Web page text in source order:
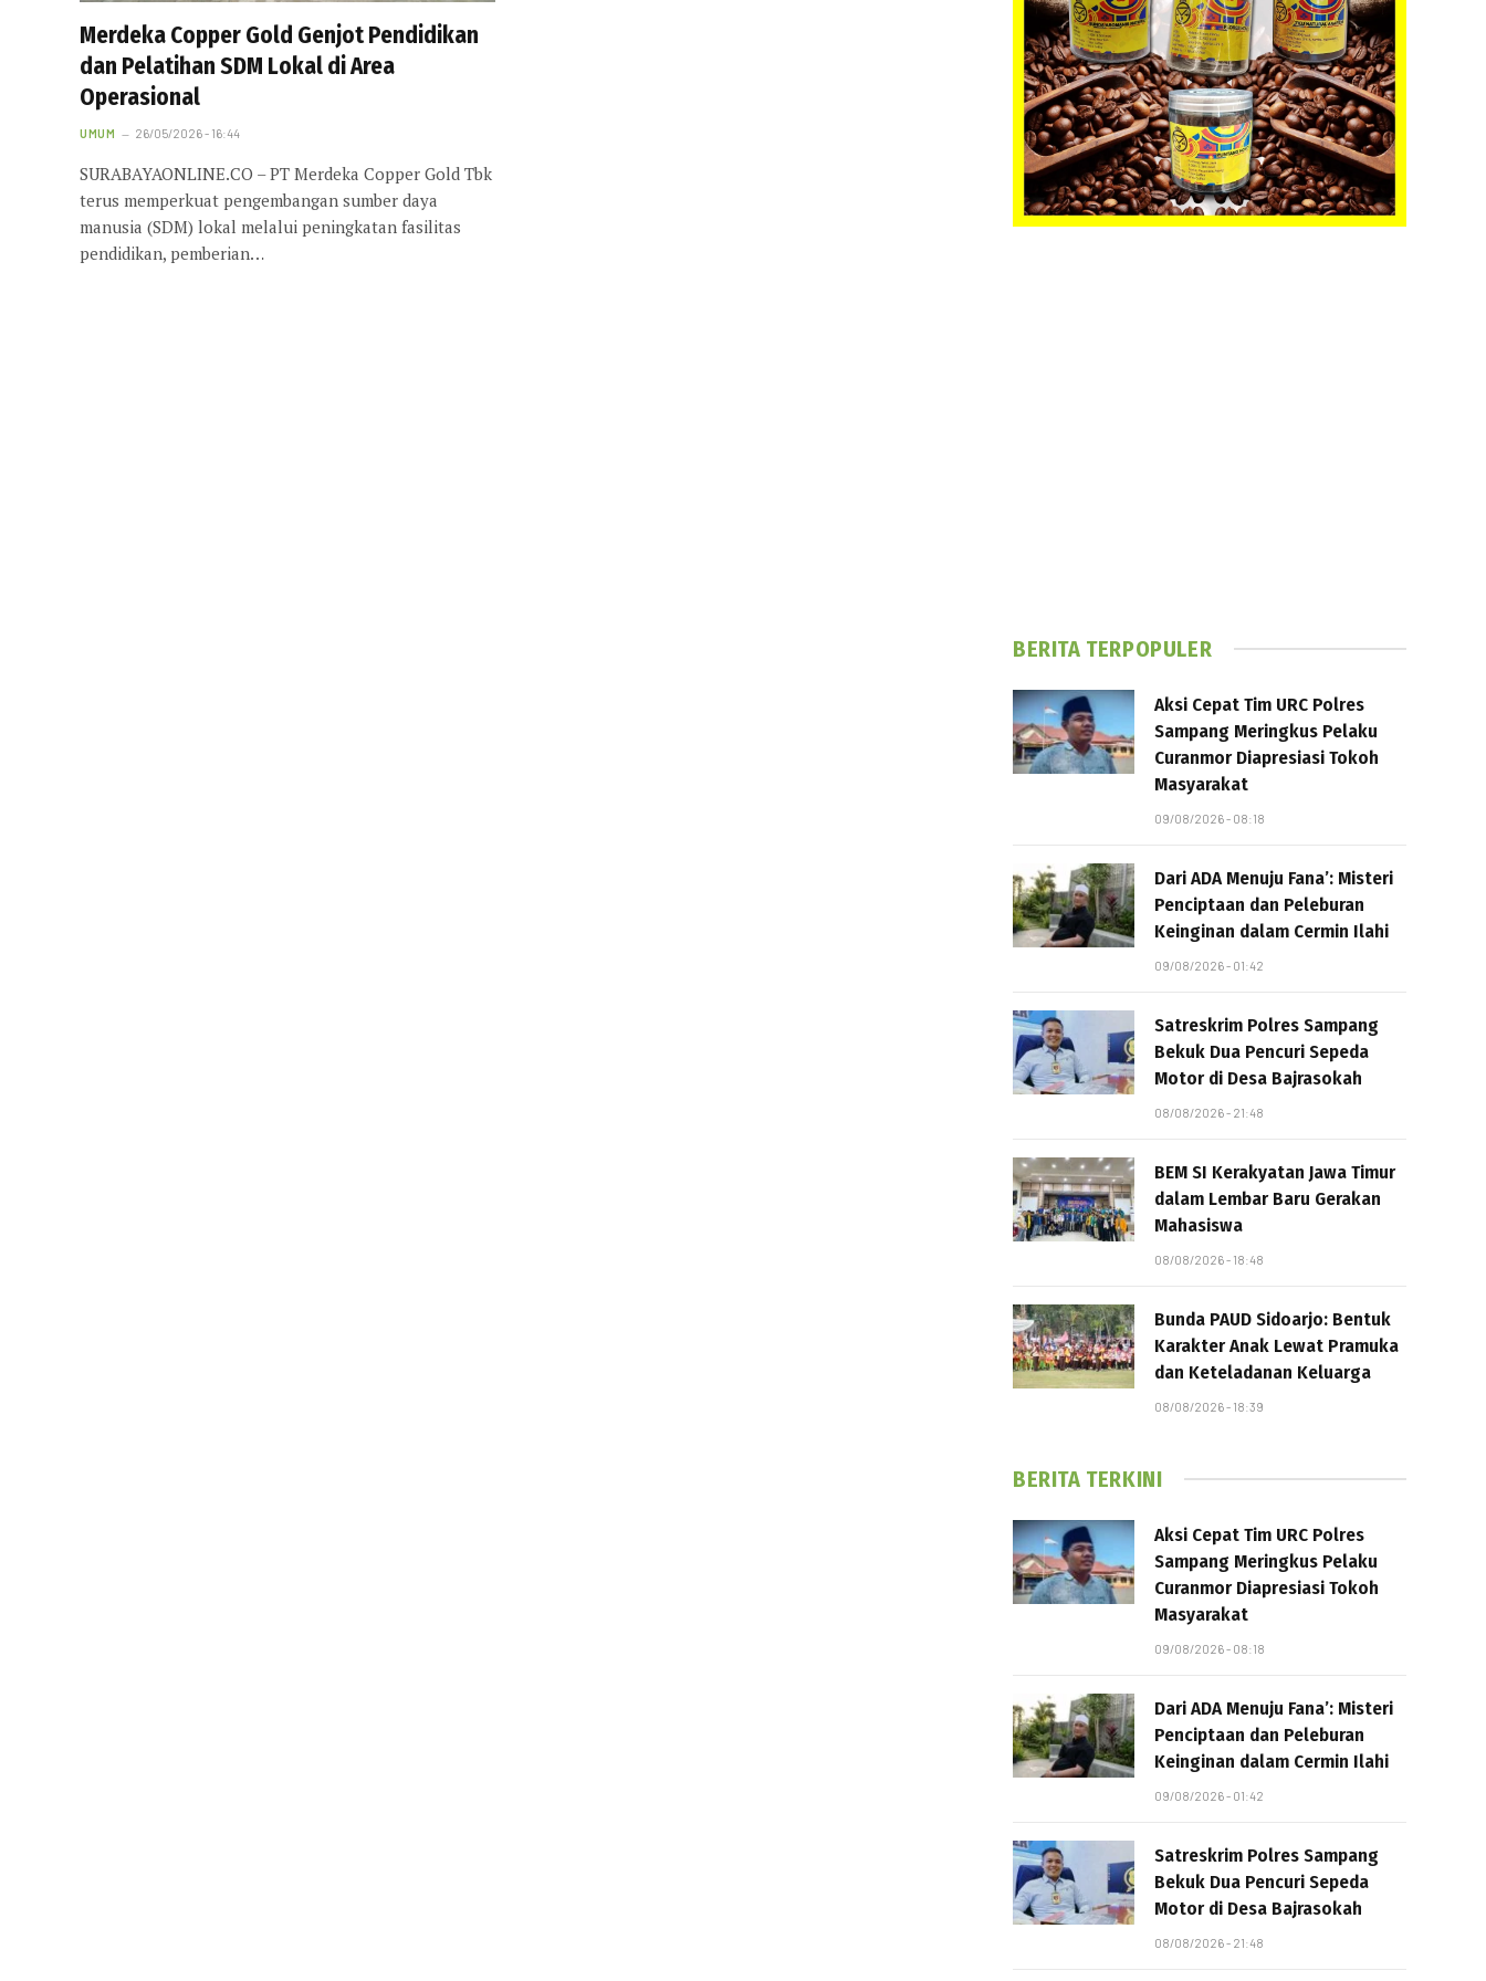
Merdeka Copper Gold Genjot Pendidikan
dan Pelatihan SDM Lokal di Area
Operasional
UMUM 26/05/2026 - 16:44
SURABAYAONLINE.CO – PT Merdeka Copper Gold Tbk
terus memperkuat pengembangan sumber daya
manusia (SDM) lokal melalui peningkatan fasilitas
pendidikan, pemberian…
BERITA TERPOPULER
Aksi Cepat Tim URC Polres
Sampang Meringkus Pelaku
Curanmor Diapresiasi Tokoh
Masyarakat
09/08/2026 - 08:18
Dari ADA Menuju Fana’: Misteri
Penciptaan dan Peleburan
Keinginan dalam Cermin Ilahi
09/08/2026 - 01:42
Satreskrim Polres Sampang
Bekuk Dua Pencuri Sepeda
Motor di Desa Bajrasokah
08/08/2026 - 21:48
BEM SI Kerakyatan Jawa Timur
dalam Lembar Baru Gerakan
Mahasiswa
08/08/2026 - 18:48
Bunda PAUD Sidoarjo: Bentuk
Karakter Anak Lewat Pramuka
dan Keteladanan Keluarga
08/08/2026 - 18:39
BERITA TERKINI
Aksi Cepat Tim URC Polres
Sampang Meringkus Pelaku
Curanmor Diapresiasi Tokoh
Masyarakat
09/08/2026 - 08:18
Dari ADA Menuju Fana’: Misteri
Penciptaan dan Peleburan
Keinginan dalam Cermin Ilahi
09/08/2026 - 01:42
Satreskrim Polres Sampang
Bekuk Dua Pencuri Sepeda
Motor di Desa Bajrasokah
08/08/2026 - 21:48